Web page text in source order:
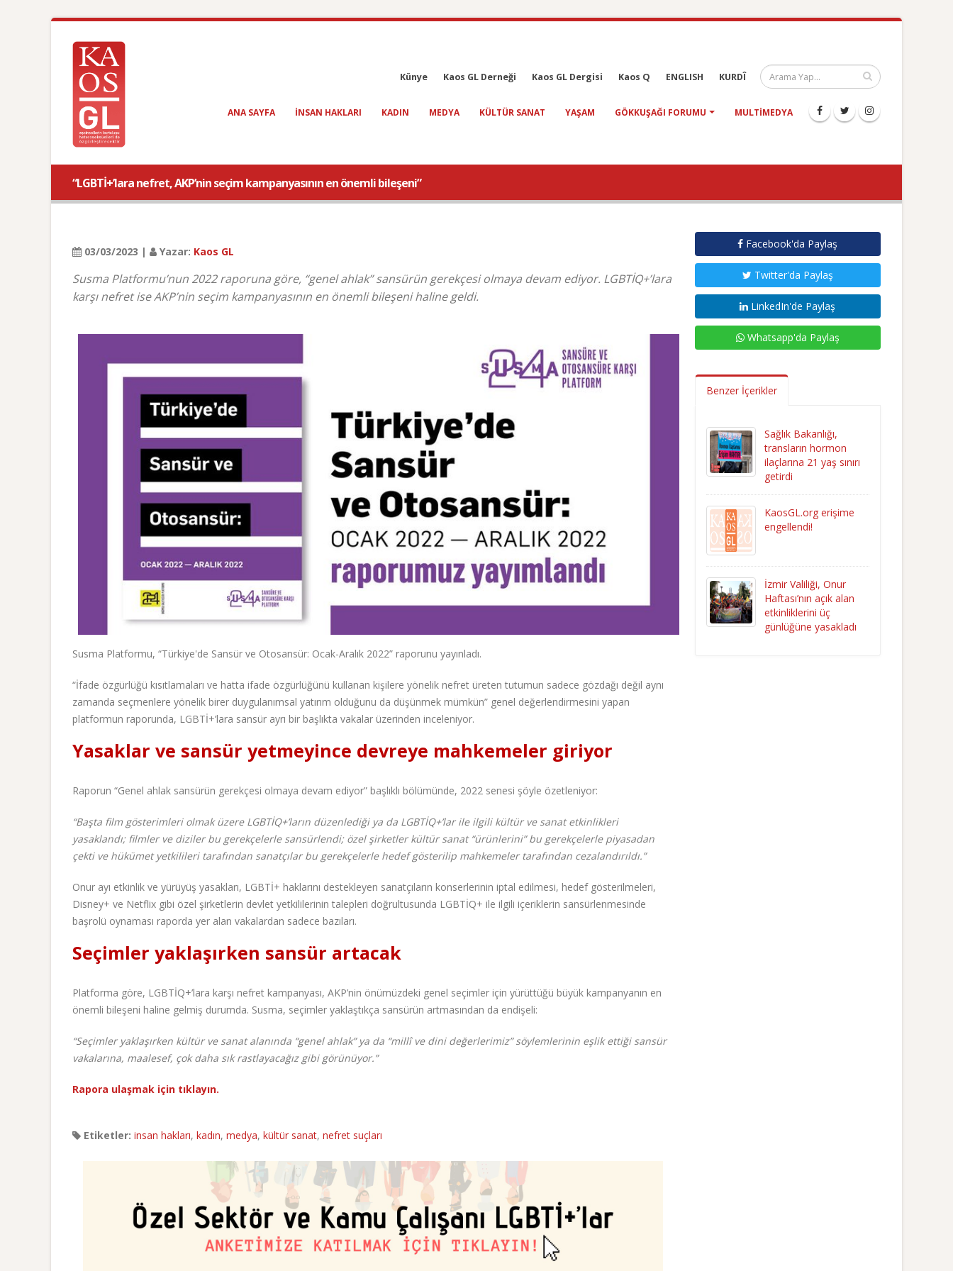
Künye Kaos GL Derneği Kaos GL Dergisi Kaos Q ENGLISH KURDÎ
ANA SAYFA INSAN HAKLARI KADIN MEDYA KÜLTÜR SANAT YAŞAM GÖKKUŞAĞI FORUMU MULTIMEDYA
“LGBTİ+’lara nefret, AKP’nin seçim kampanyasının en önemli bileşeni”
03/03/2023 | Yazar: Kaos GL
Susma Platformu’nun 2022 raporuna göre, “genel ahlak” sansürün gerekçesi olmaya devam ediyor. LGBTİQ+’lara
karşı nefret ise AKP’nin seçim kampanyasının en önemli bileşeni haline geldi.
Susma Platformu, “Türkiye'de Sansür ve Otosansür: Ocak-Aralık 2022” raporunu yayınladı.
“İfade özgürlüğü kısıtlamaları ve hatta ifade özgürlüğünü kullanan kişilere yönelik nefret üreten tutumun sadece gözdağı değil aynı
zamanda seçmenlere yönelik birer duygulanımsal yatırım olduğunu da düşünmek mümkün” genel değerlendirmesini yapan
platformun raporunda, LGBTİ+’lara sansür ayrı bir başlıkta vakalar üzerinden inceleniyor.
Yasaklar ve sansür yetmeyince devreye mahkemeler giriyor
Raporun “Genel ahlak sansürün gerekçesi olmaya devam ediyor” başlıklı bölümünde, 2022 senesi şöyle özetleniyor:
“Başta film gösterimleri olmak üzere LGBTİQ+’ların düzenlediği ya da LGBTİQ+’lar ile ilgili kültür ve sanat etkinlikleri
yasaklandı; filmler ve diziler bu gerekçelerle sansürlendi; özel şirketler kültür sanat “ürünlerini” bu gerekçelerle piyasadan
çekti ve hükümet yetkilileri tarafından sanatçılar bu gerekçelerle hedef gösterilip mahkemeler tarafından cezalandırıldı.”
Onur ayı etkinlik ve yürüyüş yasakları, LGBTİ+ haklarını destekleyen sanatçıların konserlerinin iptal edilmesi, hedef gösterilmeleri,
Disney+ ve Netflix gibi özel şirketlerin devlet yetkililerinin talepleri doğrultusunda LGBTİQ+ ile ilgili içeriklerin sansürlenmesinde
başrolü oynaması raporda yer alan vakalardan sadece bazıları.
Seçimler yaklaşırken sansür artacak
Platforma göre, LGBTİQ+’lara karşı nefret kampanyası, AKP’nin önümüzdeki genel seçimler için yürüttüğü büyük kampanyanın en
önemli bileşeni haline gelmiş durumda. Susma, seçimler yaklaştıkça sansürün artmasından da endişeli:
“Seçimler yaklaşırken kültür ve sanat alanında “genel ahlak” ya da “millî ve dini değerlerimiz” söylemlerinin eşlik ettiği sansür
vakalarına, maalesef, çok daha sık rastlayacağız gibi görünüyor.”
Rapora ulaşmak için tıklayın.
Etiketler: insan hakları, kadın, medya, kültür sanat, nefret suçları
Facebook'da Paylaş
Twitter'da Paylaş
LinkedIn'de Paylaş
Whatsapp'da Paylaş
Benzer İçerikler
Sağlık Bakanlığı,
transların hormon
ilaçlarına 21 yaş sınırı
getirdi
KaosGL.org erişime
engellendi!
İzmir Valiliği, Onur
Haftası’nın açık alan
etkinliklerini üç
günlüğüne yasakladı